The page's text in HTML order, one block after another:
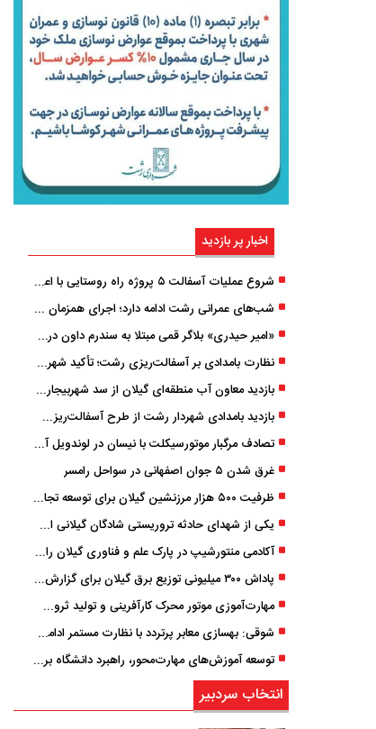
اخبار پر بازدید
شروع عملیات آسفالت ۵ پروژه راه ‌روستایی با اعتبار ۳۷۰ میلیاردی در گیلان
شب‌های عمرانی رشت ادامه دارد؛ اجرای همزمان آسفالت‌ریزی در پنج منطقه شهری
«امیر حیدری» بلاگر قمی مبتلا به سندرم داون درگذشت
نظارت بامدادی بر آسفالت‌ریزی رشت؛ تأکید شهردار و بازرس کل بر کیفیت اجرای پروژه‌ها
بازدید معاون آب منطقه‌ای گیلان از سد شهربیجار برای تداوم تأمین آب شرب استان
بازدید بامدادی شهردار رشت از طرح آسفالت‌ریزی گسترده در مناطق پنج‌گانه
تصادف مرگبار موتورسیکلت با نیسان در لوندویل آستارا/ انتقال مصدوم با اورژانس هوایی به رشت
غرق شدن ۵ جوان اصفهانی در سواحل رامسر
ظرفیت ۵۰۰ هزار مرزنشین گیلان برای توسعه تجارت فعال می‌شود
یکی از شهدای حادثه تروریستی شادگان گیلانی است/ شهادت «سینا سیاه‌ نژاد» در درگیری با اشرار مسلح
آکادمی منتورشیپ در پارک علم و فناوری گیلان راه‌اندازی شد
پاداش ۳۰۰ میلیونی توزیع برق گیلان برای گزارش ماینرهای غیرمجاز
مهارت‌آموزی موتور محرک کارآفرینی و تولید ثروت است
شوقی: بهسازی معابر پرتردد با نظارت مستمر ادامه دارد
توسعه آموزش‌های مهارت‌محور، راهبرد دانشگاه برای تربیت نیروی متخصص است
انتخاب سردبیر